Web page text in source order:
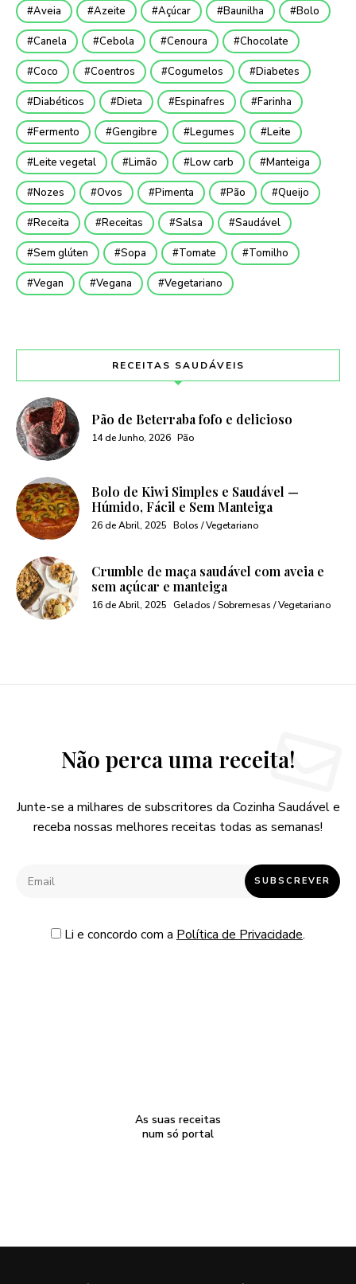
Aveia Azeite Açúcar Baunilha Bolo
Canela Cebola Cenoura Chocolate
Coco Coentros Cogumelos Diabetes
Diabéticos Dieta Espinafres Farinha
Fermento Gengibre Legumes Leite
Leite vegetal Limão Low carb Manteiga
Nozes Ovos Pimenta Pão Queijo
Receita Receitas Salsa Saudável
Sem glúten Sopa Tomate Tomilho
Vegan Vegana Vegetariano
RECEITAS SAUDÁVEIS
Pão de Beterraba fofo e delicioso
14 de Junho, 2026 Pão
Bolo de Kiwi Simples e Saudável —
Húmido, Fácil e Sem Manteiga
26 de Abril, 2025 Bolos / Vegetariano
Crumble de maça saudável com aveia e
sem açúcar e manteiga
16 de Abril, 2025 Gelados / Sobremesas / Vegetariano
Não perca uma receita!
Junte-se a milhares de subscritores da Cozinha Saudável e
receba nossas melhores receitas todas as semanas!
Li e concordo com a Política de Privacidade.
As suas receitas
num só portal